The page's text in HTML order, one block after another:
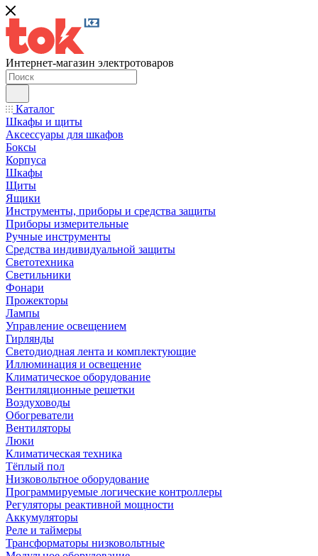
Интернет-магазин электротоваров
Каталог
Шкафы и щиты
Аксессуары для шкафов
Боксы
Корпуса
Шкафы
Щиты
Ящики
Инструменты, приборы и средства защиты
Приборы измерительные
Ручные инструменты
Средства индивидуальной защиты
Светотехника
Светильники
Фонари
Прожекторы
Лампы
Управление освещением
Гирлянды
Светодиодная лента и комплектующие
Иллюминация и освещение
Климатическое оборудование
Вентиляционные решетки
Воздуховоды
Обогреватели
Вентиляторы
Люки
Климатическая техника
Тёплый пол
Низковольтное оборудование
Программируемые логические контроллеры
Регуляторы реактивной мощности
Аккумуляторы
Реле и таймеры
Трансформаторы низковольтные